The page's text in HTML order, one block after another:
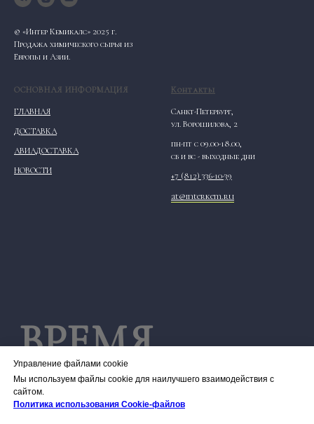
Управление файлами cookie
Мы используем файлы cookie для наилучшего взаимодействия с
сайтом.
Политика использования Сookie-файлов
© «Интер Кемикалс» 2025 г.
Продажа химического сырья из
Европы и Азии.
ОСНОВНАЯ ИНФОРМАЦИЯ
ГЛАВНАЯ
ДОСТАВКА
АВИАДОСТАВКА
НОВОСТИ
Контакты
Санкт-Петербург,
ул. Ворошилова, 2
пн-пт с 09.00-18.00,
сб и вс - выходные дни
+7 (812) 336-10-39
at@interkem.ru
ВРЕМЯ
РАБОТЫ